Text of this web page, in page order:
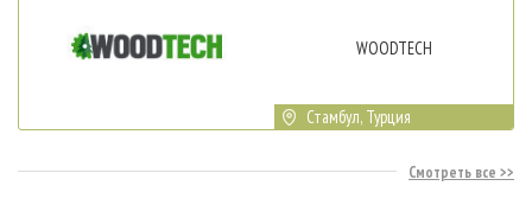
WOODTECH
Стамбул, Турция
Смотреть все